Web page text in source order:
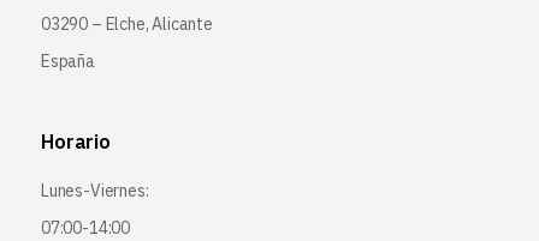
03290 – Elche, Alicante
España
Horario
Lunes-Viernes:
07:00-14:00